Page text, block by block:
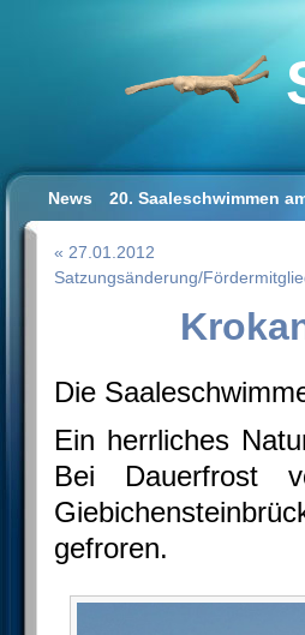
News 20. Saaleschwimmen
Impressum/Datenschutz
« 27.01.2012
Satzungsänderung/
Die
Ein herrliches
Bei Dauerfrost
gefroren.